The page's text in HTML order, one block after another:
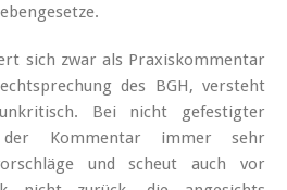
sich zwar als Praxiskommentar
des BGH, versteht
Bei nicht gefestigter
der Kommentar immer sehr
und scheut auch vor